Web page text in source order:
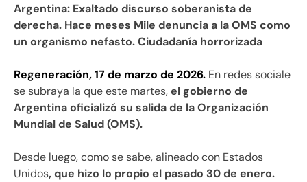
Argentina: Exaltado discurso soberanista de
derecha. Hace meses Mile denuncia a la OMS como
un organismo nefasto. Ciudadanía horrorizada
Regeneración, 17 de marzo de 2026. En redes sociale
se subraya la que este martes,el gobierno de
Argentina oficializó su salida de la Organización
Mundial de Salud (OMS).
Desde luego, como se sabe, alineado con Estados
Unidos, que hizo lo propio el pasado 30 de enero.